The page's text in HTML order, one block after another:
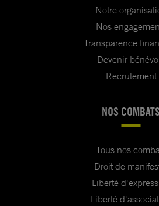
Notre
Nos
Transparence
Devenir
Recrutement
NOS COMBATS
Tous nos
Droit de
Liberté
Liberté